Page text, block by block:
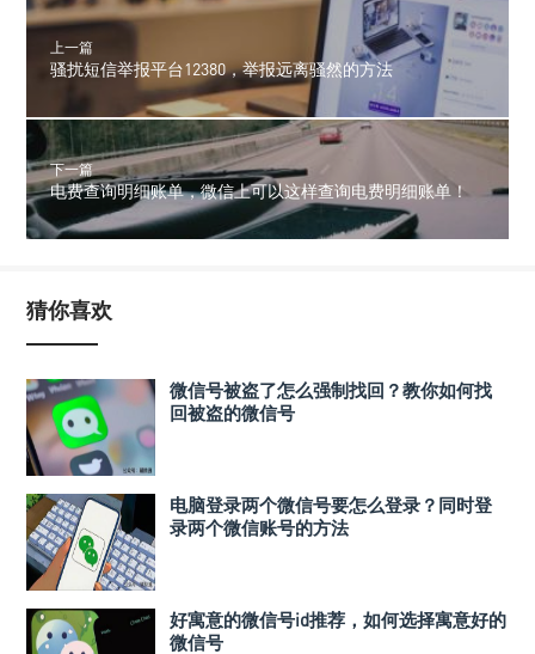
上一篇
骚扰短信举报平台12380，举报远离骚然的方法
下一篇
电费查询明细账单，微信上可以这样查询电费明细账单！
猜你喜欢
微信号被盗了怎么强制找回？教你如何找
回被盗的微信号
电脑登录两个微信号要怎么登录？同时登
录两个微信账号的方法
好寓意的微信号id推荐，如何选择寓意好的
微信号